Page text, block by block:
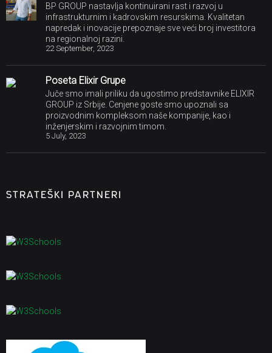
BP GROUP nastavlja kontinuirani rast i razvoj u
infrastrukturnim i kadrovskim resurskima. Kvalitetan
napredak i inovacije prepoznaje sve veći broj investitora
na regionalnoj razini.
22 September, 2023
Poseta Elixir Grupe
Juče smo imali priliku da ugostimo predstavnike ELIXIR
GROUP iz Srbije. Cenjene goste smo upoznali sa
proizvodnim kompleksom naše kompanije, kao i
inženjerskim i razvojnim timom.
5 July, 2023
STRATEŠKI PARTNERI